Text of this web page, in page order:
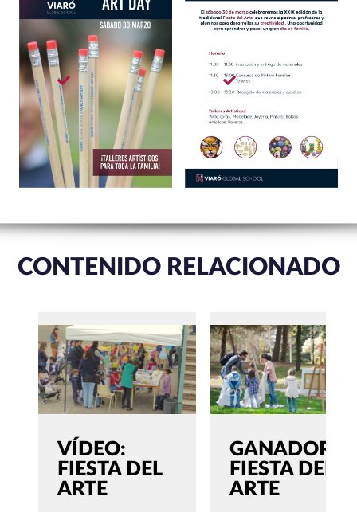
CONTENIDO RELACIONADO
VÍDEO:
FIESTA DEL
ARTE
GANADORES
FIESTA DEL
ARTE